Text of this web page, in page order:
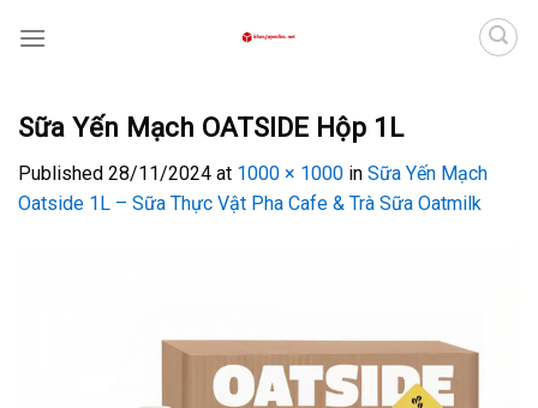
Sữa Yến Mạch OATSIDE Hộp 1L
Published 28/11/2024 at 1000 × 1000 in Sữa Yến Mạch
Oatside 1L – Sữa Thực Vật Pha Cafe & Trà Sữa Oatmilk